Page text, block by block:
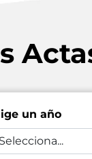
un año
Selecciona...